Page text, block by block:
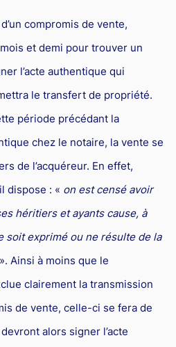
compromis de vente,
mois et demi pour trouver un
l’acte authentique qui
le transfert de propriété.
période précédant la
chez le notaire, la vente se
de l’acquéreur. En effet,
dispose : « on est censé avoir
héritiers et ayants cause, à
soit exprimé ou ne résulte de la
». Ainsi à moins que le
clairement la transmission
de vente, celle-ci se fera de
alors signer l’acte